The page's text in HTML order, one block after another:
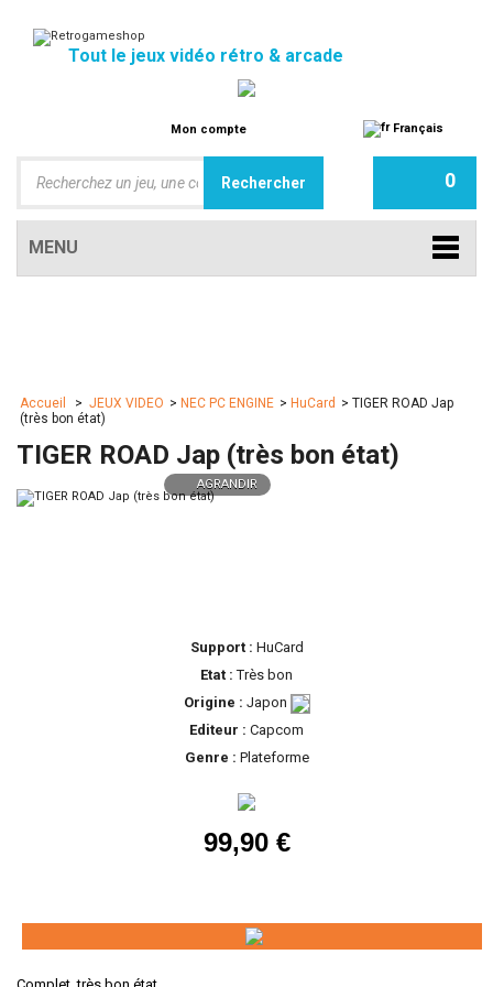
Tout le jeux vidéo rétro & arcade
Mon compte Français
0
MENU
Accueil > JEUX VIDEO > NEC PC ENGINE > HuCard > TIGER ROAD Jap
(très bon état)
TIGER ROAD Jap (très bon état)
AGRANDIR
Support : HuCard
Etat :Très bon
Origine : Japon
Editeur : Capcom
Genre : Plateforme
99,90 €